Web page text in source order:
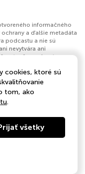
informačného
ochrany a ďalšie metadáta
podcastu a nie sú
nevytvára ani
za to, že podcast
nad týmto profilom
cookies, ktoré sú
tom, ako
tu.
všetky